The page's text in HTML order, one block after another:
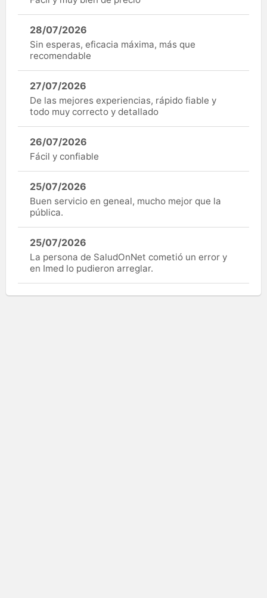
28/07/2026
Sin esperas, eficacia máxima, más que
recomendable
27/07/2026
De las mejores experiencias, rápido fiable y
todo muy correcto y detallado
26/07/2026
Fácil y confiable
25/07/2026
Buen servicio en geneal, mucho mejor que la
pública.
25/07/2026
La persona de SaludOnNet cometió un error y
en Imed lo pudieron arreglar.